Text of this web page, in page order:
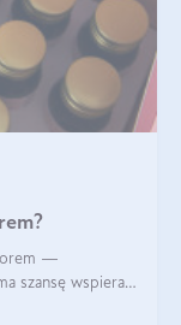
—
szansę wspierać